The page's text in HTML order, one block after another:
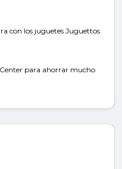
con los juguetes Juguettos
Center para ahorrar mucho